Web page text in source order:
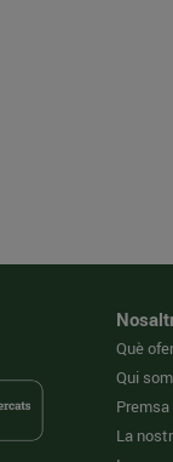
Què
Qui som
Premsa
La